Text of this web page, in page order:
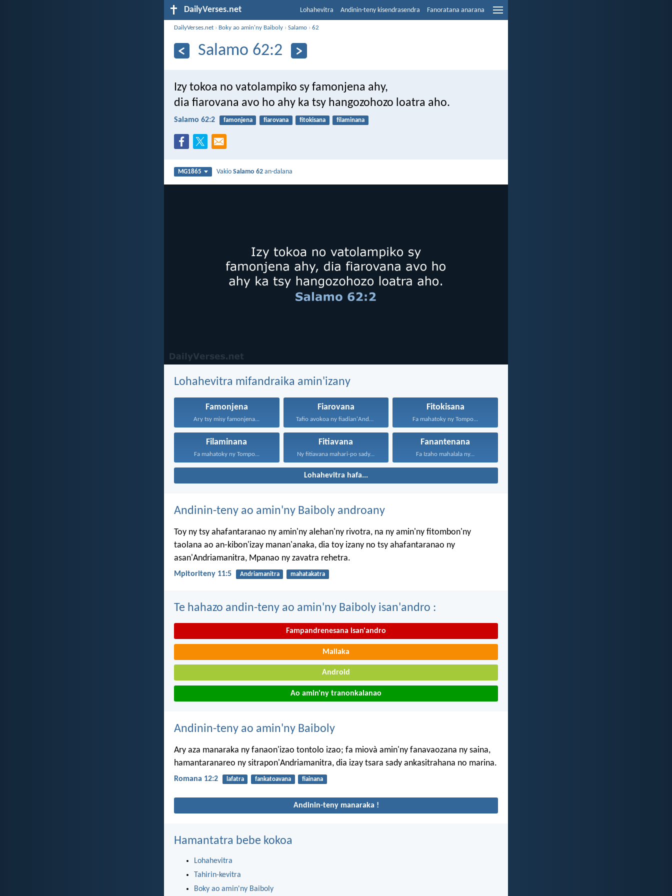
DailyVerses.net Lohahevitra Andinin-teny kisendrasendra Fanoratana anarana
DailyVerses.net › Boky ao amin'ny Baiboly ›Salamo ›62
Salamo 62:2
Izy tokoa no vatolampiko sy famonjena ahy,
dia fiarovana avo ho ahy ka tsy hangozohozo loatra aho.
Salamo 62:2 famonjena fiarovana fitokisana filaminana
MG1865 VakioSalamo 62 an-dalana
Lohahevitra mifandraika amin'izany
Famonjena
Ary tsy misy famonjena...
Fiarovana Fitokisana
Fa mahatoky ny Tompo...
Filaminana
Fa mahatoky ny Tompo...
Fitiavana
Ny fitiavana mahari-po sady...
Fanantenana
Fa Izaho mahalala ny...
Lohahevitra hafa...
Andinin-teny ao amin'ny Baiboly androany
Toy ny tsy ahafantaranao ny amin'ny alehan'ny rivotra, na ny amin'ny fitombon'ny
taolana ao an-kibon'izay manan'anaka, dia toy izany no tsy ahafantaranao ny
asan'Andriamanitra, Mpanao ny zavatra rehetra.
Mpitoriteny 11:5 Andriamanitra mahatakatra
Te hahazo andin-teny ao amin'ny Baiboly isan'andro :
Fampandrenesana isan'andro
Mailaka
Android
Ao amin'ny tranonkalanao
Andinin-teny ao amin'ny Baiboly
Ary aza manaraka ny fanaon'izao tontolo izao; fa miovà amin'ny fanavaozana ny saina,
hamantaranareo ny sitrapon'Andriamanitra, dia izay tsara sady ankasitrahana no marina.
Romana 12:2 lafatra fankatoavana fiainana
Andinin-teny manaraka !
Hamantatra bebe kokoa
Lohahevitra
Tahirin-kevitra
Boky ao amin'ny Baiboly